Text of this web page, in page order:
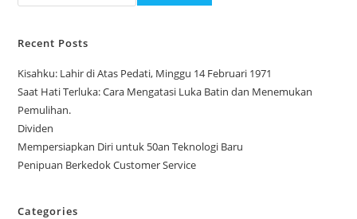
Recent Posts
Kisahku: Lahir di Atas Pedati, Minggu 14 Februari 1971
Saat Hati Terluka: Cara Mengatasi Luka Batin dan Menemukan
Pemulihan.
Dividen
Mempersiapkan Diri untuk 50an Teknologi Baru
Penipuan Berkedok Customer Service
Categories